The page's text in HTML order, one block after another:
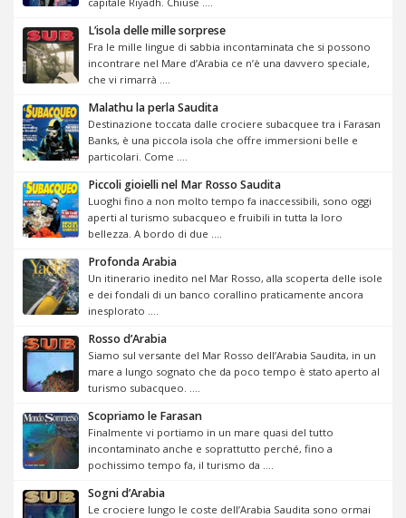
L’isola delle mille sorprese
Fra le mille lingue di sabbia incontaminata che si possono
incontrare nel Mare d’Arabia ce n’è una davvero speciale,
che vi rimarrà ....
Malathu la perla Saudita
Destinazione toccata dalle crociere subacquee tra i Farasan
Banks, è una piccola isola che offre immersioni belle e
particolari. Come ....
Piccoli gioielli nel Mar Rosso Saudita
Luoghi fino a non molto tempo fa inaccessibili, sono oggi
aperti al turismo subacqueo e fruibili in tutta la loro
bellezza. A bordo di due ....
Profonda Arabia
Un itinerario inedito nel Mar Rosso, alla scoperta delle isole
e dei fondali di un banco corallino praticamente ancora
inesplorato ....
Rosso d’Arabia
Siamo sul versante del Mar Rosso dell’Arabia Saudita, in un
mare a lungo sognato che da poco tempo è stato aperto al
turismo subacqueo. ....
Scopriamo le Farasan
Finalmente vi portiamo in un mare quasi del tutto
incontaminato anche e soprattutto perché, fino a
pochissimo tempo fa, il turismo da ....
Sogni d’Arabia
Le crociere lungo le coste dell’Arabia Saudita sono ormai